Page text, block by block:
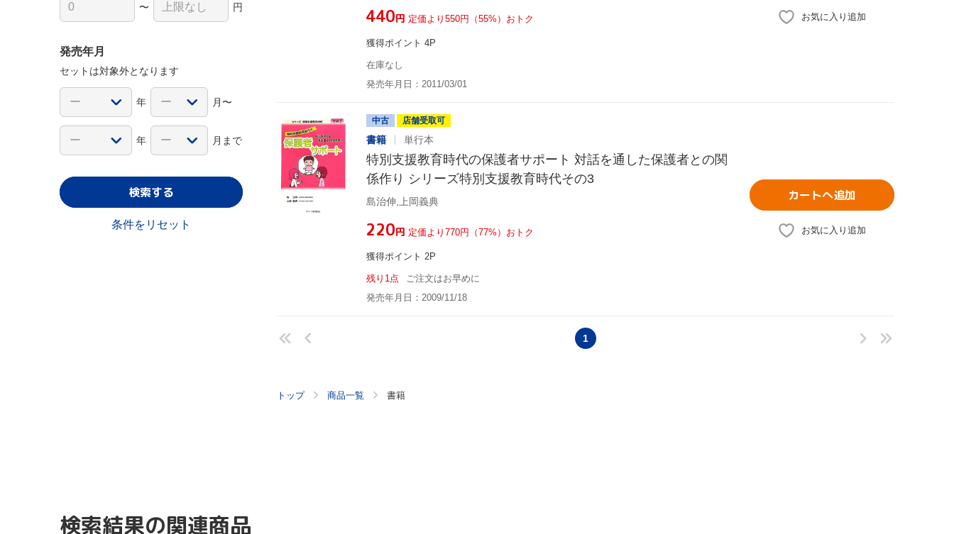
¥440円 定価より550円（55%）おトク
獲得ポイント 4P
在庫なし
発売年月日：2011/03/01
お気に入り追加
中古 店舗受取可
書籍 単行本
特別支援教育時代の保護者サポート 対話を通した保護者との関
係作り シリーズ特別支援教育時代その3
島治伸,上岡義典
¥220円 定価より770円（77%）おトク
獲得ポイント 2P
残り1点
ご注文はお早めに
発売年月日：2009/11/18
カートへ追加
お気に入り追加
1
トップ 商品一覧 書籍
〜 円
発売年月
セットは対象外となります
年 月〜
年 月まで
検索する
条件をリセット
検索結果の関連商品